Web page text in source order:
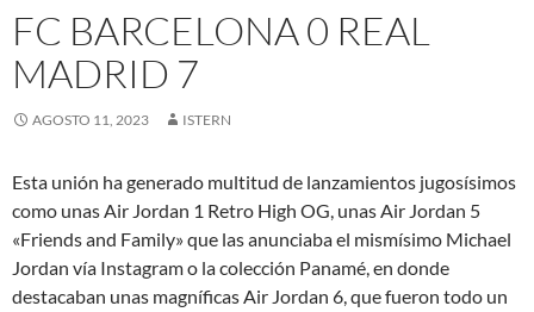
FC BARCELONA 0 REAL
MADRID 7
AGOSTO 11, 2023 ISTERN
Esta unión ha generado multitud de lanzamientos jugosísimos
como unas Air Jordan 1 Retro High OG, unas Air Jordan 5
«Friends and Family» que las anunciaba el mismísimo Michael
Jordan vía Instagram o la colección Panamé, en donde
destacaban unas magníficas Air Jordan 6, que fueron todo un